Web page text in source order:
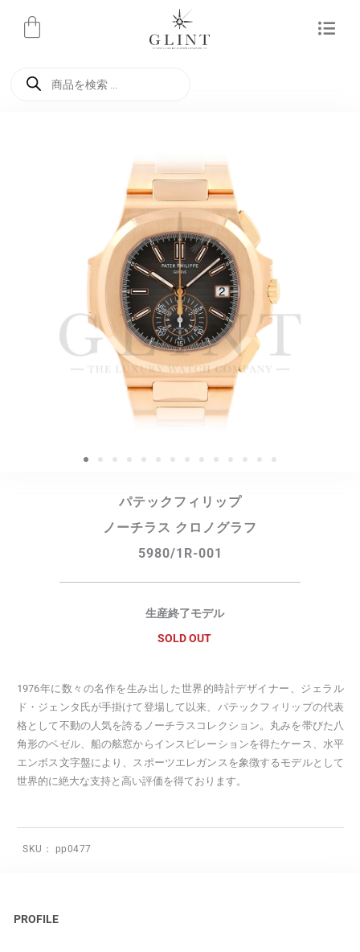
パテックフィリップ
ノーチラス クロノグラフ
5980/1R-001
生産終了モデル
SOLD OUT
1976年に数々の名作を生み出した世界的時計デザイナー、ジェラル
ド・ジェンタ氏が手掛けて登場して以来、パテックフィリップの代表
格として不動の人気を誇るノーチラスコレクション。丸みを帯びた八
角形のベゼル、船の舷窓からインスピレーションを得たケース、水平
エンボス文字盤により、スポーツエレガンスを象徴するモデルとして
世界的に絶大な支持と高い評価を得ております。
SKU： pp0477
PROFILE